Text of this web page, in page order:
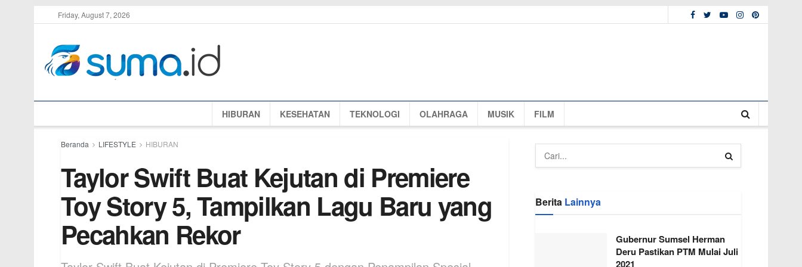
Friday, August 7, 2026
HIBURAN KESEHATAN TEKNOLOGI OLAHRAGA MUSIK FILM
Beranda LIFESTYLE HIBURAN
Taylor Swift Buat Kejutan di Premiere
Toy Story 5, Tampilkan Lagu Baru yang
Pecahkan Rekor
Berita Lainnya
Gubernur Sumsel Herman
Deru Pastikan PTM Mulai Juli
2021